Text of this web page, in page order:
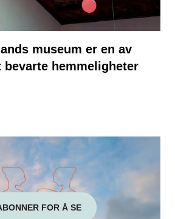
museum er en av
hemmeligheter
FOR Å SE